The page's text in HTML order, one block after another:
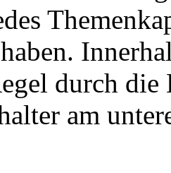
durch
am